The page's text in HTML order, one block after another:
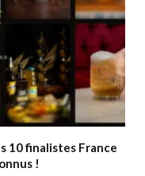
10 finalistes France
!